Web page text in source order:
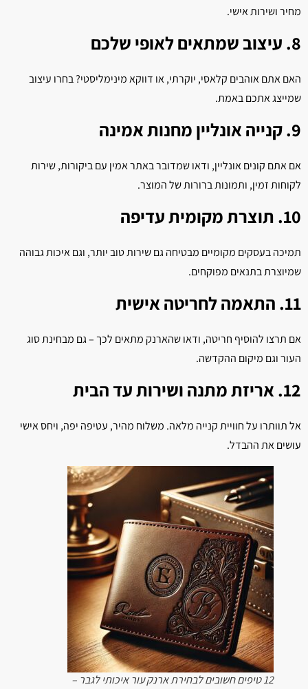
מחיר ושירות אישי.
8. עיצוב שמתאים לאופי שלכם
האם אתם אוהבים קלאסי, יוקרתי, או דווקא מינימליסטי? בחרו עיצוב
שמייצג אתכם באמת.
9. קנייה אונליין מחנות אמינה
אם אתם קונים אונליין, ודאו שמדובר באתר אמין עם ביקורות, שירות
לקוחות זמין, ותמונות ברורות של המוצר.
10. תוצרת מקומית עדיפה
תמיכה בעסקים מקומיים מבטיחה גם שירות טוב יותר, וגם איכות גבוהה
שמיוצרת בתנאים מפוקחים.
11. התאמה לחריטה אישית
אם תרצו להוסיף חריטה, ודאו שהארנק מתאים לכך – גם מבחינת סוג
העור וגם מיקום ההקדשה.
12. אריזת מתנה ושירות עד הבית
אל תוותרו על חוויית קנייה מלאה. משלוח מהיר, עטיפה יפה, ויחס אישי
עושים את ההבדל.
12 טיפים חשובים לבחירת ארנק עור איכותי לגבר –